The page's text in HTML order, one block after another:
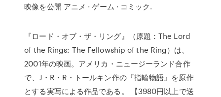
映像を公開 アニメ · ゲーム · コミック.
『ロード・オブ・ザ・リング』（原題：The Lord
of the Rings: The Fellowship of the Ring）は、
2001年の映画。アメリカ・ニュージーランド合作
で、J・R・R・トールキン作の『指輪物語』を原作
とする実写による作品である。 【3980円以上で送